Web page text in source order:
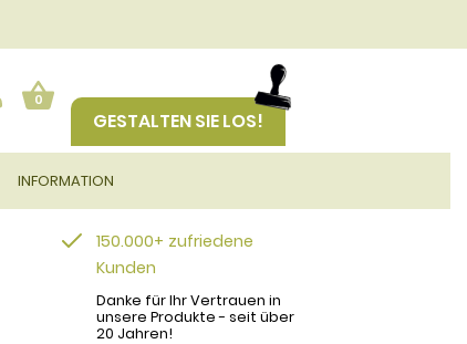
0
GESTALTEN SIE LOS!
INFORMATION
150.000+ zufriedene
Kunden
Danke für Ihr Vertrauen in
unsere Produkte - seit über
20 Jahren!